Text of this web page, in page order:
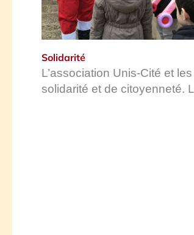
Solidarité
L’association Unis-Cité et
solidarité et de citoyenneté.